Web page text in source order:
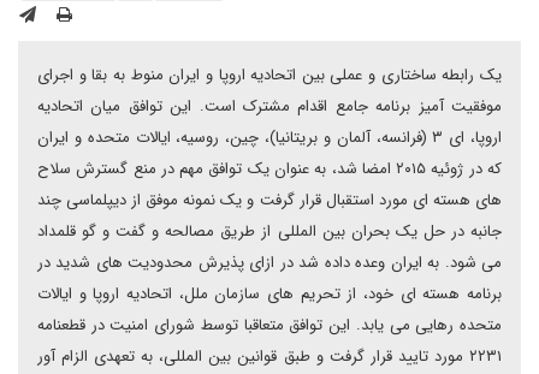
یک رابطه ساختاری و عملی بین اتحادیه اروپا و ایران منوط به بقا و اجرای
موفقیت آمیز برنامه جامع اقدام مشترک است. این توافق میان اتحادیه
اروپا، ای ۳ (فرانسه، آلمان و بریتانیا)، چین، روسیه، ایالات متحده و ایران
که در ژوئیه ۲۰۱۵ امضا شد، به عنوان یک توافق مهم در منع گسترش سلاح
های هسته ای مورد استقبال قرار گرفت و یک نمونه موفق از دیپلماسی چند
جانبه در حل یک بحران بین المللی از طریق مصالحه و گفت و گو قلمداد
می شود. به ایران وعده داده شد در ازای پذیرش محدودیت های شدید در
برنامه هسته ای خود، از تحریم های سازمان ملل، اتحادیه اروپا و ایالات
متحده رهایی می یابد. این توافق متعاقبا توسط شورای امنیت در قطعنامه
۲۲۳۱ مورد تایید قرار گرفت و طبق قوانین بین المللی، به تعهدی الزام آور